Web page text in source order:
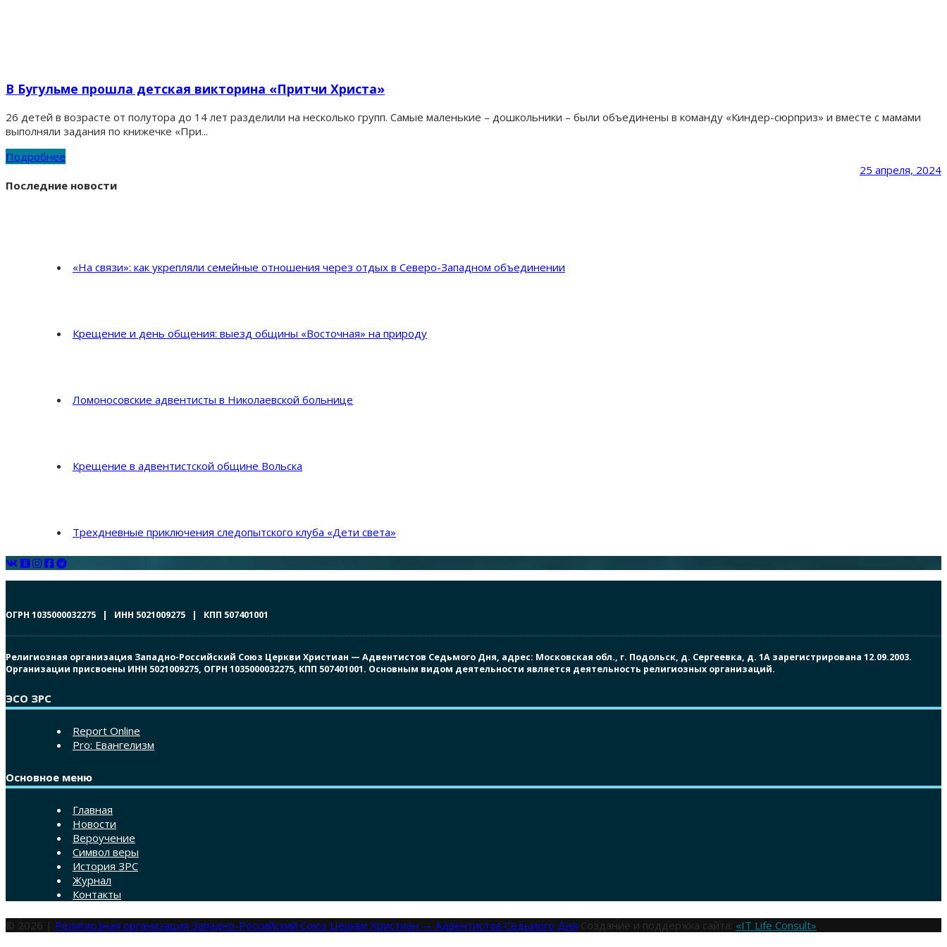
В Бугульме прошла детская викторина «Притчи Христа»
26 детей в возрасте от полутора до 14 лет разделили на несколько групп. Самые маленькие – дошкольники – были объединены в команду «Киндер-сюрприз» и вместе с мамами
выполняли задания по книжечке «При...
Подробнее
25 апреля, 2024
Последние новости
«На связи»: как укрепляли семейные отношения через отдых в Северо-Западном объединении
Крещение и день общения: выезд общины «Восточная» на природу
Ломоносовские адвентисты в Николаевской больнице
Крещение в адвентистской общине Вольска
Трехдневные приключения следопытского клуба «Дети света»
ОГРН 1035000032275 | ИНН 5021009275 | КПП 507401001
Религиозная организация Западно-Российский Союз Церкви Христиан — Адвентистов Седьмого Дня, адрес: Московская обл., г. Подольск, д. Сергеевка, д. 1А зарегистрирована 12.09.2003.
Организации присвоены ИНН 5021009275, ОГРН 1035000032275, КПП 507401001. Основным видом деятельности является деятельность религиозных организаций.
ЭСО ЗРС
Report Online
Pro: Евангелизм
Основное меню
Главная
Новости
Вероучение
Символ веры
История ЗРС
Журнал
Контакты
© 2026 | Религиозная организация Западно-Российский Союз Церкви Христиан — Адвентистов Седьмого Дня Создание и поддержка сайта: «IT Life Consult»